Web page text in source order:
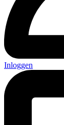
Inloggen